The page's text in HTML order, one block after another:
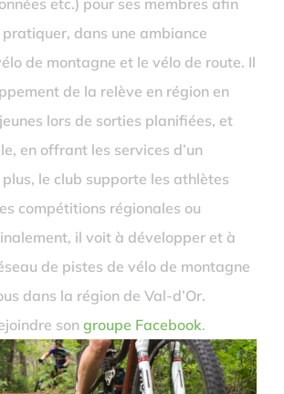
etc.) pour ses membres afin
pratiquer, dans une ambiance
de montagne et le vélo de route. Il
de la relève en région en
lors de sorties planifiées, et
en offrant les services d’un
le club supporte les athlètes
compétitions régionales ou
il voit à développer et à
de pistes de vélo de montagne
dans la région de Val-d’Or.
son groupe Facebook.